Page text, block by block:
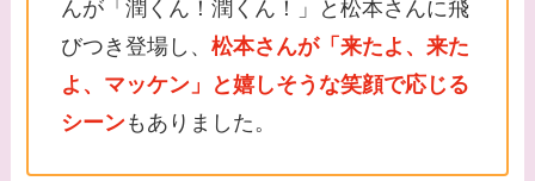
んが「潤くん！潤くん！」と松本さんに飛
びつき登場し、松本さんが「来たよ、来た
よ、マッケン」と嬉しそうな笑顔で応じる
シーンもありました。